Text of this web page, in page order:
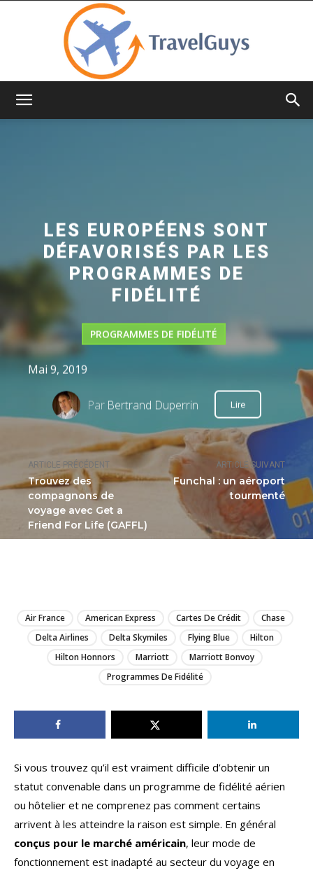
ARTICLE PRÉCÉDENT
Trouvez des
compagnons de
voyage avec Get a
Friend For Life (GAFFL)
ARTICLE SUIVANT
Funchal : un aéroport
tourmenté
LES EUROPÉENS SONT
DÉFAVORISÉS PAR LES
PROGRAMMES DE
FIDÉLITÉ
PROGRAMMES DE FIDÉLITÉ
Mai 9, 2019
Par Bertrand Duperrin Lire
Air France American Express Cartes De Crédit
Chase
Delta Airlines
Delta Skymiles Flying Blue
Hilton
Hilton Honnors
Marriott
Marriott Bonvoy
Programmes De Fidélité
Si vous trouvez qu’il est vraiment difficile d’obtenir un
statut convenable dans un programme de fidélité aérien
ou hôtelier et ne comprenez pas comment certains
arrivent à les atteindre la raison est simple. En général
conçus pour le marché américain, leur mode de
fonctionnement est inadapté au secteur du voyage en